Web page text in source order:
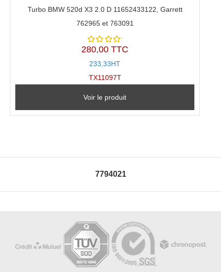
Turbo BMW 520d X3 2.0 D 11652433122, Garrett
762965 et 763091
Note
5
280,00 TTC
233,33HT
TX11097T
Voir le produit
7794021